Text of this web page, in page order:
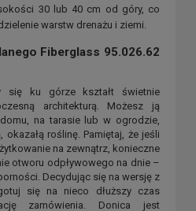
30 lub 40 cm od góry, co
warstw drenażu i ziemi.
Fiberglass 95.026.62
się ku górze kształt świetnie
architekturą. Możesz ją
na tarasie lub w ogrodzie,
roślinę. Pamiętaj, że jeśli
na zewnątrz, konieczne
otworu odpływowego na dnie –
Decydując się na wersję z
się na nieco dłuższy czas
zamówienia. Donica jest